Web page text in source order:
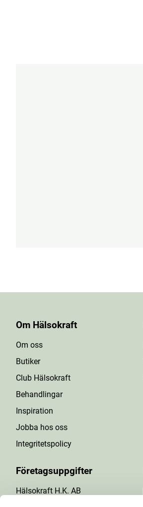
Om Hälsokraft
Om oss
Butiker
Club Hälsokraft
Behandlingar
Inspiration
Jobba hos oss
Integritetspolicy
Företagsuppgifter
Hälsokraft H.K. AB